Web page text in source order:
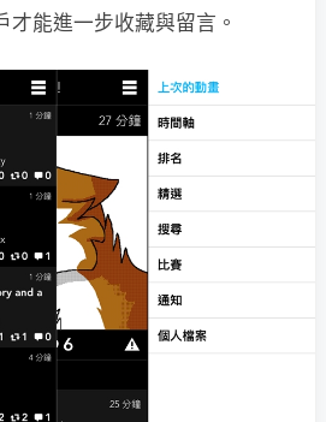
能進一步收藏與留言。